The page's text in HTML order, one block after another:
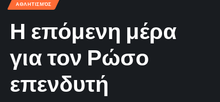
ΑΘΛΗΤΙΣΜΌΣ
Η επόμενη μέρα
για τον Ρώσο
επενδυτή